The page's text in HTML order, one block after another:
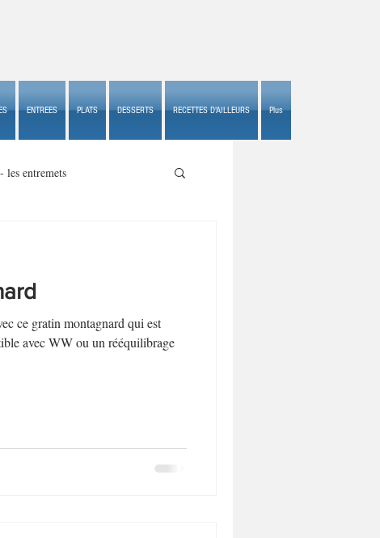
ENTREES PLATS DESSERTS RECETTES D'AILLEURS Plus
les entremets
croustillants
ce gratin montagnard qui est
avec WW ou un rééquilibrage